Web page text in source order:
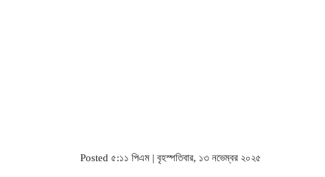
Posted ৫:১১ পিএম | বৃহস্পতিবার, ১৩ নভেম্বর ২০২৫